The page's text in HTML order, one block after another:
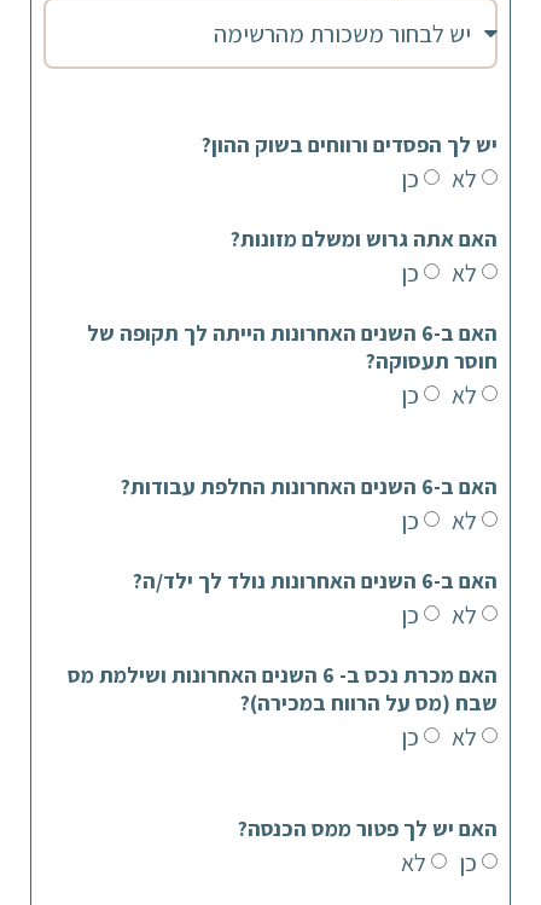
יש לך הפסדים ורווחים בשוק ההון?
לא כן
האם אתה גרוש ומשלם מזונות?
לא כן
האם ב-6 השנים האחרונות הייתה לך תקופה של
חוסר תעסוקה?
לא כן
האם ב-6 השנים האחרונות החלפת עבודות?
לא כן
האם ב-6 השנים האחרונות נולד לך ילד/ה?
לא כן
האם מכרת נכס ב- 6 השנים האחרונות ושילמת מס
שבח (מס על הרווח במכירה)?
לא כן
האם יש לך פטור ממס הכנסה?
כן לא